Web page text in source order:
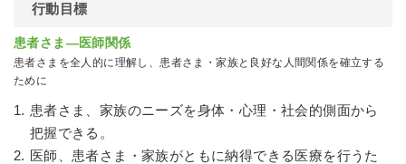
行動目標
患者さま―医師関係
患者さまを全人的に理解し、患者さま・家族と良好な人間関係を確立する
ために
患者さま、家族のニーズを身体・心理・社会的側面から
把握できる。
医師、患者さま・家族がともに納得できる医療を行うた